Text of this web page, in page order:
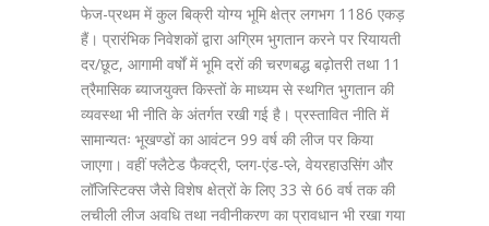
फेज-प्रथम में कुल बिक्री योग्य भूमि क्षेत्र लगभग 1186 एकड़
हैं। प्रारंभिक निवेशकों द्वारा अग्रिम भुगतान करने पर रियायती
दर/छूट, आगामी वर्षों में भूमि दरों की चरणबद्ध बढ़ोतरी तथा 11
त्रैमासिक ब्याजयुक्त किस्तों के माध्यम से स्थगित भुगतान की
व्यवस्था भी नीति के अंतर्गत रखी गई है। प्रस्तावित नीति में
सामान्यतः भूखण्डों का आवंटन 99 वर्ष की लीज पर किया
जाएगा। वहीं फ्लैटेड फैक्ट्री, प्लग-एंड-प्ले, वेयरहाउसिंग और
लॉजिस्टिक्स जैसे विशेष क्षेत्रों के लिए 33 से 66 वर्ष तक की
लचीली लीज अवधि तथा नवीनीकरण का प्रावधान भी रखा गया